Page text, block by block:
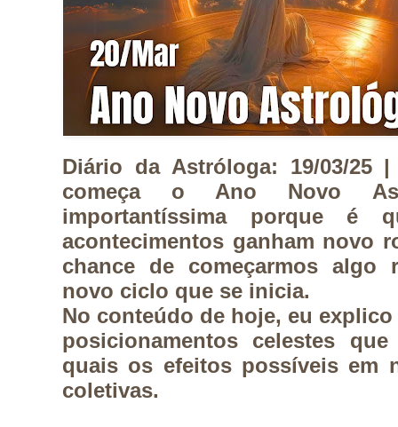
Diário da Astróloga: 19/03/25
começa o Ano Novo
importantíssima porque é
acontecimentos ganham novo
chance de começarmos algo
novo ciclo que se inicia.
No conteúdo de hoje, eu
posicionamentos celestes
quais os efeitos possíveis em
coletivas.